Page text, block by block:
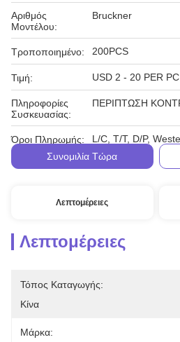
Αριθμός
Μοντέλου:
Bruckner
Τροποποιημένο: 200PCS
Τιμή: USD 2 - 20 PER PC
Πληροφορίες
Συσκευασίας:
ΠΕΡΙΠΤΩΣΗ
Όροι Πληρωμής:
L/C, T/T, D/P,
Συνομιλία Τώρα
Λεπτομέρειες
Λεπτομέρειες
Τόπος Καταγωγής:
Κίνα
Μάρκα: